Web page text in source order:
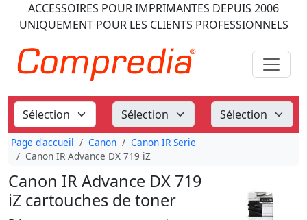
ACCESSOIRES POUR IMPRIMANTES DEPUIS 2006
UNIQUEMENT POUR LES CLIENTS PROFESSIONNELS
Page d'accueil Canon
Canon IR Serie
Canon IR Advance DX 719 iZ
Canon IR Advance DX 719
iZ cartouches de toner